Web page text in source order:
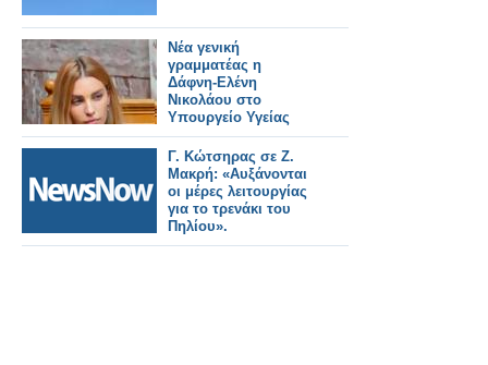
Νέα γενική
γραμματέας η
Δάφνη‑Ελένη
Νικολάου στο
Υπουργείο Υγείας
Γ. Κώτσηρας σε Ζ.
Μακρή: «Αυξάνονται
oι μέρες λειτουργίας
για το τρενάκι του
Πηλίου».